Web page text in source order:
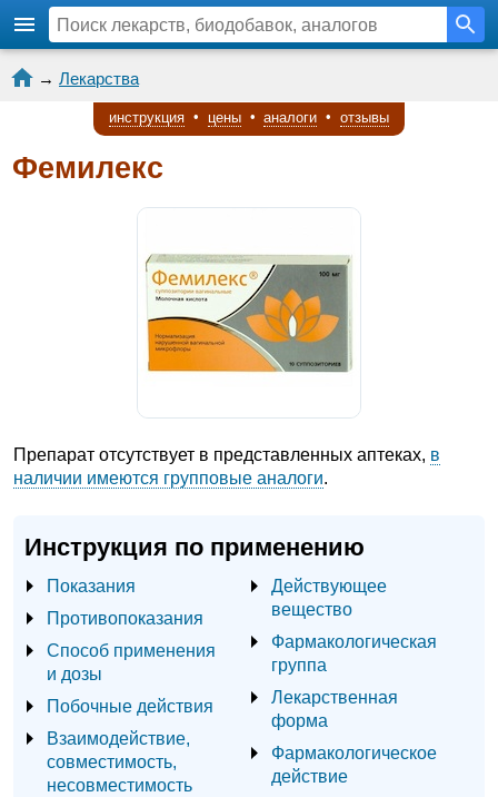
→ Лекарства
инструкция • цены • аналоги • отзывы
Фемилекс
Препарат отсутствует в представленных аптеках, в
наличии имеются групповые аналоги.
Инструкция по применению
Показания
Противопоказания
Способ применения
и дозы
Побочные действия
Взаимодействие,
совместимость,
несовместимость
Действующее
вещество
Фармакологическая
группа
Лекарственная
форма
Фармакологическое
действие